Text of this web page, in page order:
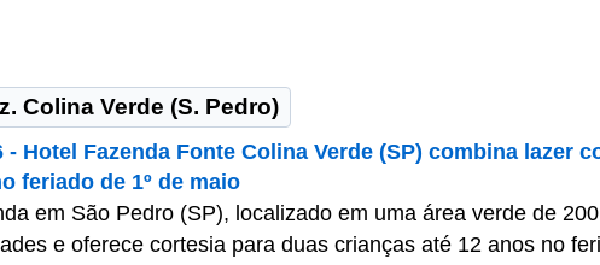
Colina Verde (S. Pedro)
- Hotel Fazenda Fonte Colina Verde (SP) combina lazer
feriado de 1º de maio
em São Pedro (SP), localizado em uma área verde de
e oferece cortesia para duas crianças até 12 anos no